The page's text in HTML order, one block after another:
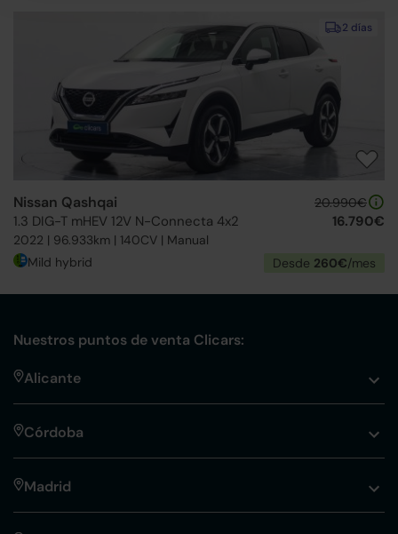
2 días
Nissan Qashqai
1.3 DIG-T mHEV 12V N-Connecta 4x2
2022 | 96.933km | 140CV | Manual
20.990€
16.790€
Mild hybrid Desde 260€/mes
Nuestros puntos de venta Clicars:
Alicante
Córdoba
Madrid